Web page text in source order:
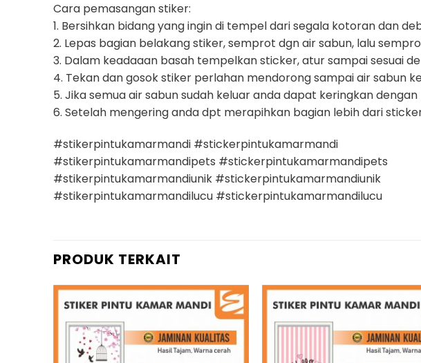
Cara pemasangan stiker:
1. Bersihkan bidang yang ingin di tempel dari segala kotoran dan
2. Lepas bagian belakang stiker, semprot dgn air sabun, lalu
3. Dalam keadaaan basah tempelkan sticker, atur sampai sesuai
4. Tekan dan gosok stiker perlahan mendorong sampai air sabun
5. Jika semua air sabun sudah keluar anda dapat keringkan
6. Setelah mengering anda dpt merapihkan bagian lebih dari
#stikerpintukamarmandi #stickerpintukamarmandi
#stikerpintukamarmandipets #stickerpintukamarmandipets
#stikerpintukamarmandiunik #stickerpintukamarmandiunik
#stikerpintukamarmandilucu #stickerpintukamarmandilucu
PRODUK TERKAIT